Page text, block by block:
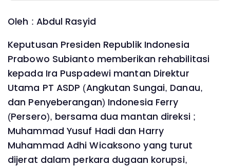
Oleh : Abdul Rasyid
Keputusan Presiden Republik Indonesia
Prabowo Subianto memberikan rehabilitasi
kepada Ira Puspadewi mantan Direktur
Utama PT ASDP (Angkutan Sungai, Danau,
dan Penyeberangan) Indonesia Ferry
(Persero), bersama dua mantan direksi ;
Muhammad Yusuf Hadi dan Harry
Muhammad Adhi Wicaksono yang turut
dijerat dalam perkara dugaan korupsi,